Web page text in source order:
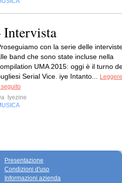
con la serie delle
band che sono state incluse nella
UMA 2015: oggi è il turno
Serial Vice. iye Intanto...
Leggere
Iyezine
Presentazione
Condizioni d'uso
Informazioni azienda